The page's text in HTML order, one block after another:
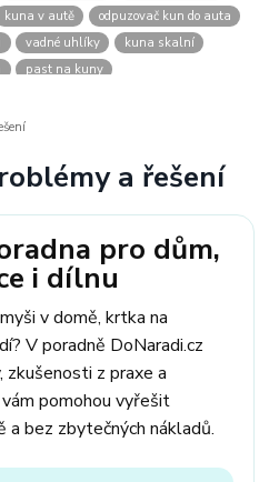
kuna v autě
odpuzovač kun do auta
vadné uhlíky
kuna skalní
past na kuny
myší
zbavit kuny
kuna ve střeše
uhlíky do nařadí
uhlíky do
uhlíky makita
uhlíkové kartáče
a řešení
pro dům,
i dílnu
v domě, krtka na
V poradně DoNaradi.cz
zkušenosti z praxe a
pomohou vyřešit
a bez zbytečných nákladů.